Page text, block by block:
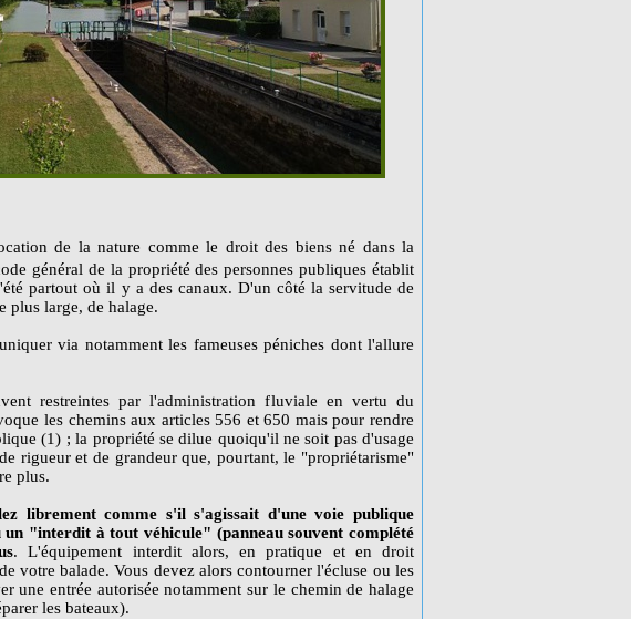
de la nature comme le droit des biens né dans la
général de la propriété des personnes publiques établit
partout où il y a des canaux. D'un côté la servitude de
plus large, de halage.
via notamment les fameuses péniches dont l'allure
restreintes par l'administration fluviale en vertu du
les chemins aux articles 556 et 650 mais pour rendre
(1) ; la propriété se dilue quoiqu'il ne soit pas d'usage
rigueur et de grandeur que, pourtant, le "propriétarisme"
plus.
librement comme s'il s'agissait d'une voie publique
"interdit à tout véhicule" (panneau souvent complété
. L'équipement interdit alors, en pratique et en droit
votre balade. Vous devez alors contourner l'écluse ou les
une entrée autorisée notamment sur le chemin de halage
les bateaux).